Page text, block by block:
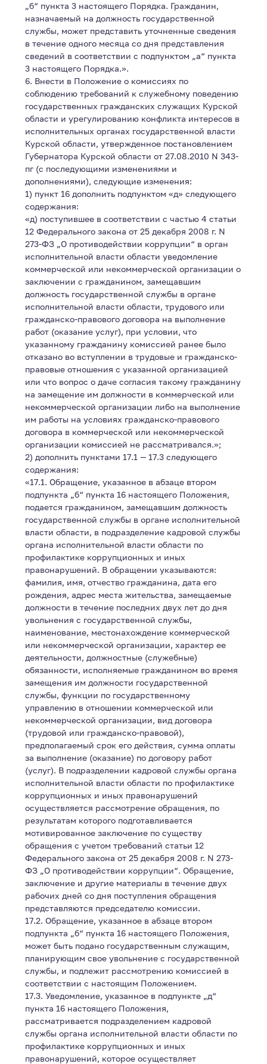
„б“ пункта 3 настоящего Порядка. Гражданин,
назначаемый на должность государственной
службы, может представить уточненные сведения
в течение одного месяца со дня представления
сведений в соответствии с подпунктом „а“ пункта
3 настоящего Порядка.».
6. Внести в Положение о комиссиях по
соблюдению требований к служебному поведению
государственных гражданских служащих Курской
области и урегулированию конфликта интересов в
исполнительных органах государственной власти
Курской области, утвержденное постановлением
Губернатора Курской области от 27.08.2010 N 343-
пг (с последующими изменениями и
дополнениями), следующие изменения:
1) пункт 16 дополнить подпунктом «д» следующего
содержания:
«д) поступившее в соответствии с частью 4 статьи
12 Федерального закона от 25 декабря 2008 г. N
273-ФЗ „О противодействии коррупции“ в орган
исполнительной власти области уведомление
коммерческой или некоммерческой организации о
заключении с гражданином, замещавшим
должность государственной службы в органе
исполнительной власти области, трудового или
гражданско-правового договора на выполнение
работ (оказание услуг), при условии, что
указанному гражданину комиссией ранее было
отказано во вступлении в трудовые и гражданско-
правовые отношения с указанной организацией
или что вопрос о даче согласия такому гражданину
на замещение им должности в коммерческой или
некоммерческой организации либо на выполнение
им работы на условиях гражданско-правового
договора в коммерческой или некоммерческой
организации комиссией не рассматривался.»;
2) дополнить пунктами 17.1 — 17.3 следующего
содержания:
«17.1. Обращение, указанное в абзаце втором
подпункта „б“ пункта 16 настоящего Положения,
подается гражданином, замещавшим должность
государственной службы в органе исполнительной
власти области, в подразделение кадровой службы
органа исполнительной власти области по
профилактике коррупционных и иных
правонарушений. В обращении указываются:
фамилия, имя, отчество гражданина, дата его
рождения, адрес места жительства, замещаемые
должности в течение последних двух лет до дня
увольнения с государственной службы,
наименование, местонахождение коммерческой
или некоммерческой организации, характер ее
деятельности, должностные (служебные)
обязанности, исполняемые гражданином во время
замещения им должности государственной
службы, функции по государственному
управлению в отношении коммерческой или
некоммерческой организации, вид договора
(трудовой или гражданско-правовой),
предполагаемый срок его действия, сумма оплаты
за выполнение (оказание) по договору работ
(услуг). В подразделении кадровой службы органа
исполнительной власти области по профилактике
коррупционных и иных правонарушений
осуществляется рассмотрение обращения, по
результатам которого подготавливается
мотивированное заключение по существу
обращения с учетом требований статьи 12
Федерального закона от 25 декабря 2008 г. N 273-
ФЗ „О противодействии коррупции“. Обращение,
заключение и другие материалы в течение двух
рабочих дней со дня поступления обращения
представляются председателю комиссии.
17.2. Обращение, указанное в абзаце втором
подпункта „б“ пункта 16 настоящего Положения,
может быть подано государственным служащим,
планирующим свое увольнение с государственной
службы, и подлежит рассмотрению комиссией в
соответствии с настоящим Положением.
17.3. Уведомление, указанное в подпункте „д“
пункта 16 настоящего Положения,
рассматривается подразделением кадровой
службы органа исполнительной власти области по
профилактике коррупционных и иных
правонарушений, которое осуществляет